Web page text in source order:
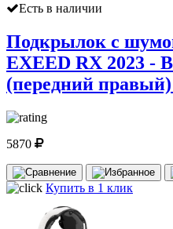
Есть в наличии
Подкрылок с
EXEED RX 2023 -
(передний
5870
Купить в 1 клик